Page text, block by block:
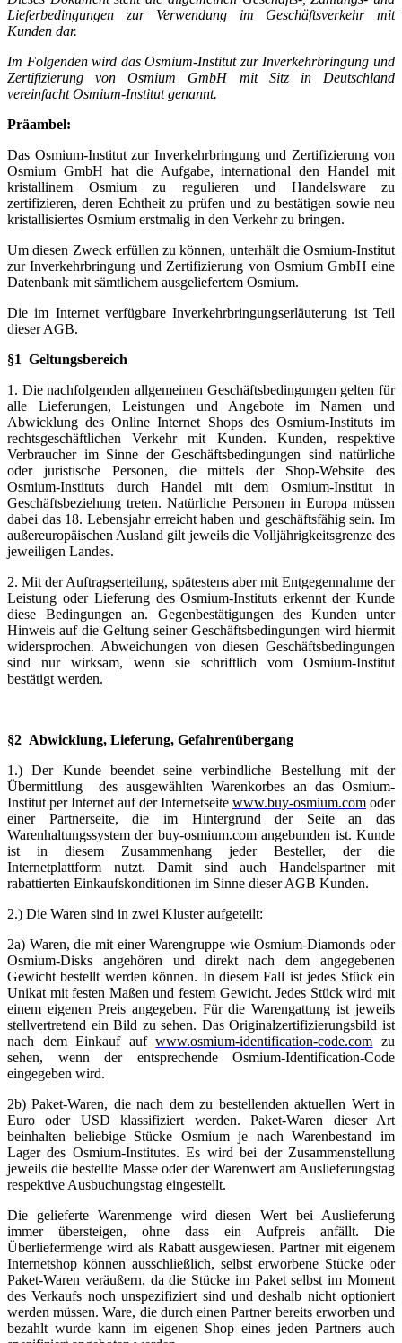
Lieferbedingungen zur Verwendung im Geschäftsverkehr mit
Kunden dar.
Im Folgenden wird das Osmium-Institut zur Inverkehrbringung und
Zertifizierung von Osmium GmbH mit Sitz in Deutschland
vereinfacht Osmium-Institut genannt.
Präambel:
Das Osmium-Institut zur Inverkehrbringung und Zertifizierung von
Osmium GmbH hat die Aufgabe, international den Handel mit
kristallinem Osmium zu regulieren und Handelsware zu
zertifizieren, deren Echtheit zu prüfen und zu bestätigen sowie neu
kristallisiertes Osmium erstmalig in den Verkehr zu bringen.
Um diesen Zweck erfüllen zu können, unterhält die Osmium-Institut
zur Inverkehrbringung und Zertifizierung von Osmium GmbH eine
Datenbank mit sämtlichem ausgeliefertem Osmium.
Die im Internet verfügbare Inverkehrbringungserläuterung ist Teil
dieser AGB.
§1 Geltungsbereich
1. Die nachfolgenden allgemeinen Geschäftsbedingungen gelten für
alle Lieferungen, Leistungen und Angebote im Namen und
Abwicklung des Online Internet Shops des Osmium-Instituts im
rechtsgeschäftlichen Verkehr mit Kunden. Kunden, respektive
Verbraucher im Sinne der Geschäftsbedingungen sind natürliche
oder juristische Personen, die mittels der Shop-Website des
Osmium-Instituts durch Handel mit dem Osmium-Institut in
Geschäftsbeziehung treten. Natürliche Personen in Europa müssen
dabei das 18. Lebensjahr erreicht haben und geschäftsfähig sein. Im
außereuropäischen Ausland gilt jeweils die Volljährigkeitsgrenze des
jeweiligen Landes.
2. Mit der Auftragserteilung, spätestens aber mit Entgegennahme der
Leistung oder Lieferung des Osmium-Instituts erkennt der Kunde
diese Bedingungen an. Gegenbestätigungen des Kunden unter
Hinweis auf die Geltung seiner Geschäftsbedingungen wird hiermit
widersprochen. Abweichungen von diesen Geschäftsbedingungen
sind nur wirksam, wenn sie schriftlich vom Osmium-Institut
bestätigt werden.
§2 Abwicklung, Lieferung, Gefahrenübergang
1.) Der Kunde beendet seine verbindliche Bestellung mit der
Übermittlung des ausgewählten Warenkorbes an das Osmium-
Institut per Internet auf der Internetseite www.buy-osmium.com oder
einer Partnerseite, die im Hintergrund der Seite an das
Warenhaltungssystem der buy-osmium.com angebunden ist. Kunde
ist in diesem Zusammenhang jeder Besteller, der die
Internetplattform nutzt. Damit sind auch Handelspartner mit
rabattierten Einkaufskonditionen im Sinne dieser AGB Kunden.
2.) Die Waren sind in zwei Kluster aufgeteilt:
2a) Waren, die mit einer Warengruppe wie Osmium-Diamonds oder
Osmium-Disks angehören und direkt nach dem angegebenen
Gewicht bestellt werden können. In diesem Fall ist jedes Stück ein
Unikat mit festen Maßen und festem Gewicht. Jedes Stück wird mit
einem eigenen Preis angegeben. Für die Warengattung ist jeweils
stellvertretend ein Bild zu sehen. Das Originalzertifizierungsbild ist
nach dem Einkauf aufwww.osmium-identification-code.com zu
sehen, wenn der entsprechende Osmium-Identification-Code
eingegeben wird.
2b) Paket-Waren, die nach dem zu bestellenden aktuellen Wert in
Euro oder USD klassifiziert werden. Paket-Waren dieser Art
beinhalten beliebige Stücke Osmium je nach Warenbestand im
Lager des Osmium-Institutes. Es wird bei der Zusammenstellung
jeweils die bestellte Masse oder der Warenwert am Auslieferungstag
respektive Ausbuchungstag eingestellt.
Die gelieferte Warenmenge wird diesen Wert bei Auslieferung
immer übersteigen, ohne dass ein Aufpreis anfällt. Die
Überliefermenge wird als Rabatt ausgewiesen. Partner mit eigenem
Internetshop können ausschließlich, selbst erworbene Stücke oder
Paket-Waren veräußern, da die Stücke im Paket selbst im Moment
des Verkaufs noch unspezifiziert sind und deshalb nicht optioniert
werden müssen. Ware, die durch einen Partner bereits erworben und
bezahlt wurde kann im eigenen Shop eines jeden Partners auch